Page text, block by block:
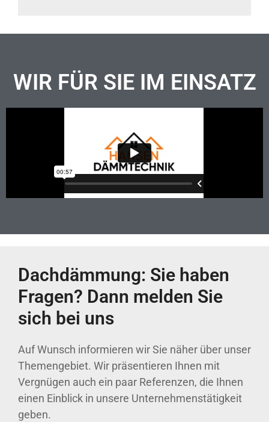
WIR FÜR SIE IM EINSATZ
Dachdämmung: Sie haben
Fragen? Dann melden Sie
sich bei uns
Auf Wunsch informieren wir Sie näher über unser
Themengebiet. Wir präsentieren Ihnen mit
Vergnügen auch ein paar Referenzen, die Ihnen
einen Einblick in unsere Unternehmenstätigkeit
geben.